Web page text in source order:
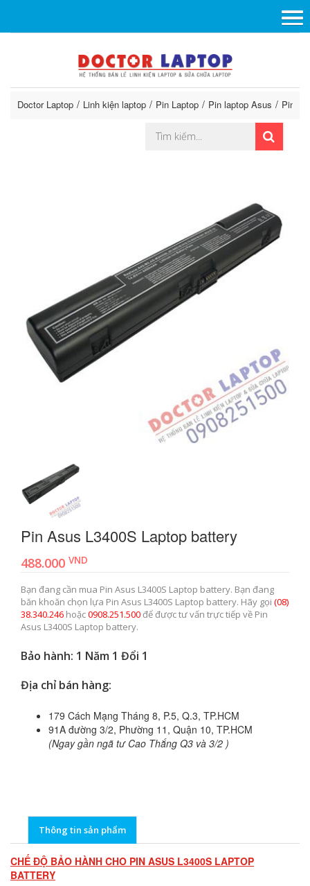
Doctor Laptop Linh kiện laptop Pin Laptop Pin laptop Asus Pin
Pin Asus L3400S Laptop battery
488.000 VND
Bạn đang cần mua Pin Asus L3400S Laptop battery. Bạn đang
băn khoăn chọn lựa Pin Asus L3400S Laptop battery. Hãy gọi (08)
38.340.246 hoặc0908.251.500để được tư vấn trực tiếp về Pin
Asus L3400S Laptop battery.
Bảo hành: 1 Năm 1 Đổi 1
Địa chỉ bán hàng:
179 Cách Mạng Tháng 8, P.5, Q.3, TP.HCM
91A đường 3/2, Phường 11, Quận 10, TP.HCM
(Ngay gần ngã tư Cao Thắng Q3 và 3/2 )
Thông tin sản phẩm
CHẾ ĐỘ BẢO HÀNH CHO PIN ASUS L3400S LAPTOP
BATTERY